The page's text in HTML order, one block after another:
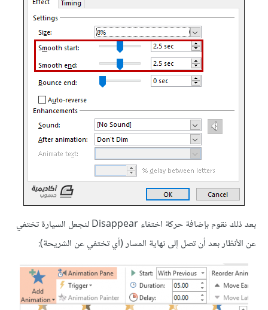
بعد ذلك نقوم بإضافة حركة اختفاء Disappear لنجعل السيارة تختفي
عن الأنظار بعد أن تصل إلى نهاية المسار (أي تختفي عن الشريحة):